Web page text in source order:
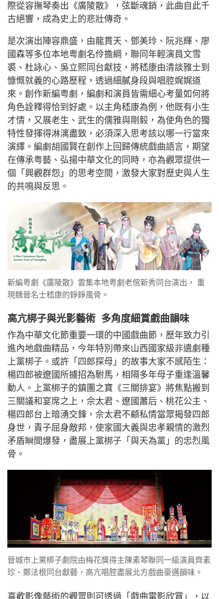
際從容撫琴奏出《廣陵散》，弦斷魂銷，此曲自此千
古絕響，成為史上的悲壯傳奇。
是次演出陣容鼎盛，由龍貫天、鄧美玲、阮兆輝、廖
國森等多位本地粤劇名伶擔綱，聯同年輕演員文雪
裘、杜詠心、吳立熙同台獻技，將嵇康由清談雅士到
慷慨就義的心路歷程，透過細膩身段與唱腔娓娓道
來。創作新編粤劇，編劇和演員皆需細心考量如何將
角色詮釋得恰到好處。以主角嵇康為例，他既有小生
才情，又展老生、武生的儒雅與剛毅，為使角色的獨
特性發揮得淋漓盡致，必須深入思考該以哪一行當來
演繹。編劇胡國賢在創作上回歸傳統戲曲語言，期望
在傳承粤藝、弘揚中華文化的同時，亦為觀眾提供一
個「興觀群怨」的思考空間，激發大家對歷史與人生
的共鳴與反思。
新編粤劇《廣陵散》雲集本地粤劇老倌新秀同台演出， 重
現魏晉名士嵇康的錚錚風骨。
高亢梆子與光影藝術 多角度細賞戲曲韻味
作為中華文化節重要一環的中國戲曲節，歷年致力引
進內地戲曲精品，今年特別帶來山西國家級非遺劇種
上黨梆子。或許「四郎探母」的故事大家不感陌生：
楊四郎被遼國所擄招為駙馬，相隔多年母子重逢溫馨
動人。上黨梆子的鎮團之寶《三關排宴》將焦點搬到
三關議和宴席之上，佘太君、遼國蕭后、桃花公主、
楊四郎台上暗湧交鋒，佘太君不顧私情當眾揭發四郎
身世，責子屈身敵邦，使家國大義與忠孝親情的激烈
矛盾瞬間爆發，盡展上黨梆子「與天為黨」的忠烈風
骨。
晉城市上黨梆子劇院由梅花獎得主陳素琴聯同一級演員齊素
珍、鄭法根同台獻藝，高亢唱腔盡展北方戲曲豪邁韻味。
喜歡影像藝術的觀眾則可透過「戲曲電影欣賞」，以